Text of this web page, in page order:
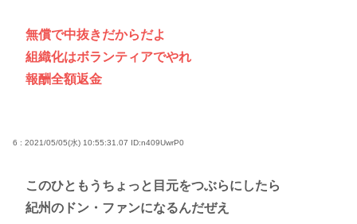
無償で中抜きだからだよ
組織化はボランティアでやれ
報酬全額返金
6 : 2021/05/05(水) 10:55:31.07 ID:n409UwrP0
このひともうちょっと目元をつぶらにしたら
紀州のドン・ファンになるんだぜえ